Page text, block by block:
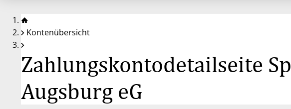
Kontenübersicht
Zahlungskontodetailseite
Augsburg eG